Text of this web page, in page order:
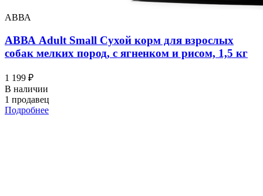
АВВА
АВВА Adult Small Сухой корм для взрослых
собак мелких пород, с ягненком и рисом, 1,5 кг
1 199 ₽
В наличии
1 продавец
Подробнее